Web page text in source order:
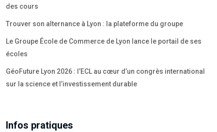
des cours
Trouver son alternance à Lyon : la plateforme du groupe
Le Groupe École de Commerce de Lyon lance le portail de ses
écoles
GéoFuture Lyon 2026 : l’ECL au cœur d’un congrès international
sur la science et l’investissement durable
Infos pratiques